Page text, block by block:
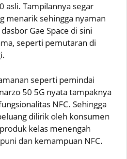
asli. Tampilannya segar
menarik sehingga nyaman
Gae Space di sini
seperti pemutaran di
seperti pemindai
50 5G nyata tampaknya
NFC. Sehingga
dilirik oleh konsumen
kelas menengah
dan kemampuan NFC.